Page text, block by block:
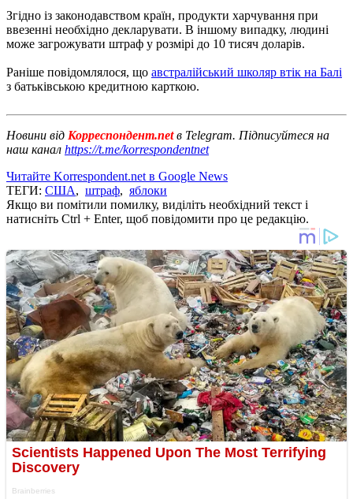
Згідно із законодавством країн, продукти харчування при
ввезенні необхідно декларувати. В іншому випадку, людині
може загрожувати штраф у розмірі до 10 тисяч доларів.
Раніше повідомлялося, що австралійський школяр втік на Балі
з батьківською кредитною карткою.
Новини від Корреспондент.netв Telegram. Підписуйтеся на
наш канал https://t.me/korrespondentnet
Читайте Korrespondent.net в Google News
ТЕГИ: США, штраф, яблоки
Якщо ви помітили помилку, виділіть необхідний текст і
натисніть Ctrl + Enter, щоб повідомити про це редакцію.